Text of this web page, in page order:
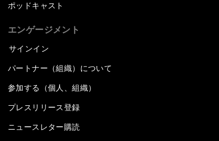
ポッドキャスト
エンゲージメント
サインイン
パートナー（組織）について
参加する（個人、組織）
プレスリリース登録
ニュースレター購読